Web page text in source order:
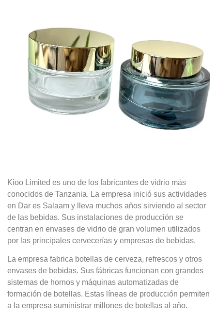
Kioo Limited es uno de los fabricantes de vidrio más
conocidos de Tanzania. La empresa inició sus actividades
en Dar es Salaam y lleva muchos años sirviendo al sector
de las bebidas. Sus instalaciones de producción se
centran en envases de vidrio de gran volumen utilizados
por las principales cervecerías y empresas de bebidas.
La empresa fabrica botellas de cerveza, refrescos y otros
envases de bebidas. Sus fábricas funcionan con grandes
sistemas de hornos y máquinas automatizadas de
formación de botellas. Estas líneas de producción permiten
a la empresa suministrar millones de botellas al año.